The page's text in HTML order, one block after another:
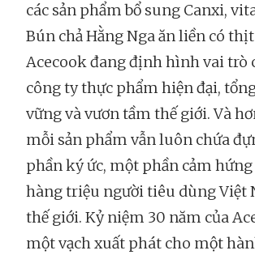
các sản phẩm bổ sung Canxi,
Bún chả Hằng Nga ăn liền có
Acecook đang định hình vai trò
công ty thực phẩm hiện đại,
vững và vươn tầm thế giới. Và
mỗi sản phẩm vẫn luôn chứa
phần ký ức, một phần cảm hứng
hàng triệu người tiêu dùng Việt
thế giới. Kỷ niệm 30 năm của
một vạch xuất phát cho một